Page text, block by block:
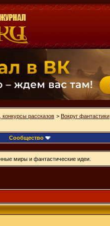
рассказов > Вокруг фантастики
Сообщество
миры и фантастические идеи.